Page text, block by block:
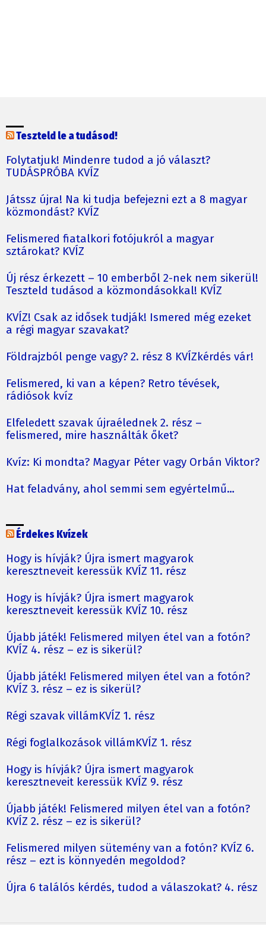
Teszteld le a tudásod!
Folytatjuk! Mindenre tudod a jó választ?
TUDÁSPRÓBA KVÍZ
Játssz újra! Na ki tudja befejezni ezt a 8 magyar
közmondást? KVÍZ
Felismered fiatalkori fotójukról a magyar
sztárokat? KVÍZ
Új rész érkezett – 10 emberből 2-nek nem sikerül!
Teszteld tudásod a közmondásokkal! KVÍZ
KVÍZ! Csak az idősek tudják! Ismered még ezeket
a régi magyar szavakat?
Földrajzból penge vagy? 2. rész 8 KVÍZkérdés vár!
Felismered, ki van a képen? Retro tévések,
rádiósok kvíz
Elfeledett szavak újraélednek 2. rész –
felismered, mire használták őket?
Kvíz: Ki mondta? Magyar Péter vagy Orbán Viktor?
Hat feladvány, ahol semmi sem egyértelmű…
Érdekes Kvízek
Hogy is hívják? Újra ismert magyarok
keresztneveit keressük KVÍZ 11. rész
Hogy is hívják? Újra ismert magyarok
keresztneveit keressük KVÍZ 10. rész
Újabb játék! Felismered milyen étel van a fotón?
KVÍZ 4. rész – ez is sikerül?
Újabb játék! Felismered milyen étel van a fotón?
KVÍZ 3. rész – ez is sikerül?
Régi szavak villámKVÍZ 1. rész
Régi foglalkozások villámKVÍZ 1. rész
Hogy is hívják? Újra ismert magyarok
keresztneveit keressük KVÍZ 9. rész
Újabb játék! Felismered milyen étel van a fotón?
KVÍZ 2. rész – ez is sikerül?
Felismered milyen sütemény van a fotón? KVÍZ 6.
rész – ezt is könnyedén megoldod?
Újra 6 találós kérdés, tudod a válaszokat? 4. rész